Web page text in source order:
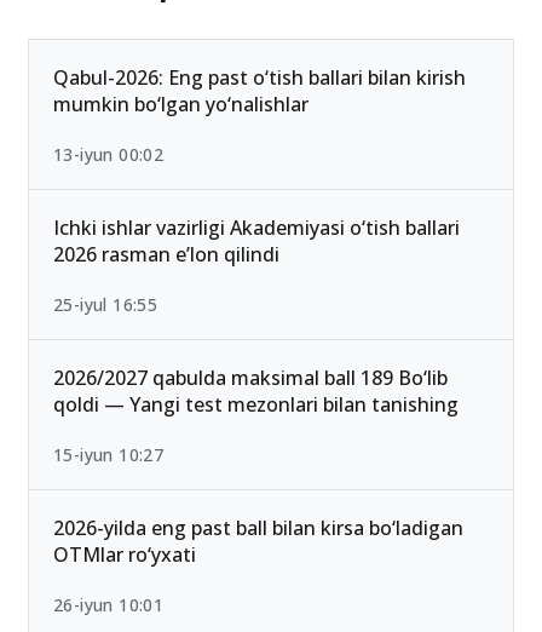
Qabul-2026: Eng past o‘tish ballari bilan kirish
mumkin bo‘lgan yo‘nalishlar
13-iyun 00:02
Ichki ishlar vazirligi Akademiyasi o‘tish ballari
2026 rasman e’lon qilindi
25-iyul 16:55
2026/2027 qabulda maksimal ball 189 Bo‘lib
qoldi — Yangi test mezonlari bilan tanishing
15-iyun 10:27
2026-yilda eng past ball bilan kirsa bo‘ladigan
OTMlar ro‘yxati
26-iyun 10:01